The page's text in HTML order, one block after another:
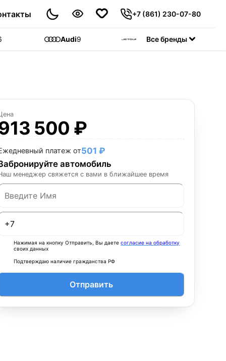
+7 (861) 230-07-80
Audi9 Jetour55
Все бренды
500 ₽
платеж от501 ₽
автомобиль
менеджер свяжется с вами в ближайшее время
Нажимая на кнопку Отправить, Вы даетесогласие на обработку
своих данных
Подтверждаю наличие гражданства РФ
Отправить